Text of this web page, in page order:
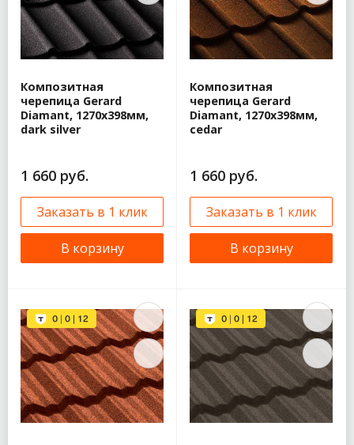
Композитная
черепица Gerard
Diamant, 1270x398мм,
dark silver
1 660 руб.
Заказать в 1 клик
В корзину
Композитная
черепица Gerard
Diamant, 1270x398мм,
cedar
1 660 руб.
Заказать в 1 клик
В корзину